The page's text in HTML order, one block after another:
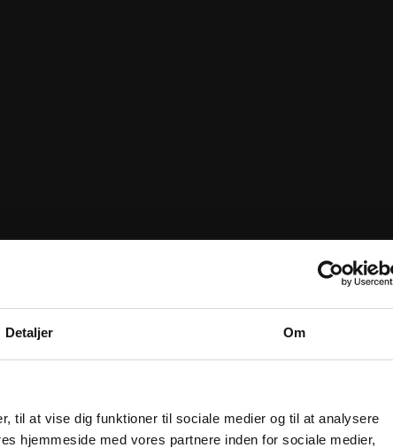
Detaljer Om
til at vise dig funktioner til sociale medier og til at analysere
hjemmeside med vores partnere inden for sociale medier,